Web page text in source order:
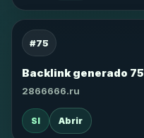
#75
Backlink generado 75
2866666.ru
SI Abrir